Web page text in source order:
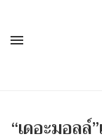
“เดอะมอลล์